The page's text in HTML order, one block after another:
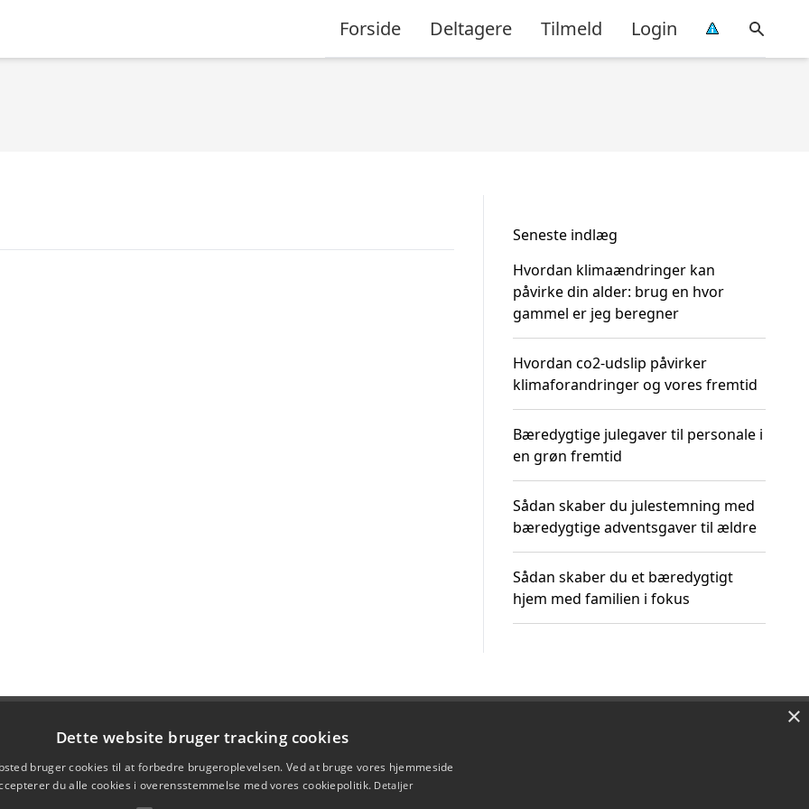
Forside Deltagere Tilmeld Login
Seneste indlæg
Hvordan klimaændringer kan
påvirke din alder: brug en hvor
gammel er jeg beregner
Hvordan co2-udslip påvirker
klimaforandringer og vores fremtid
Bæredygtige julegaver til personale i
en grøn fremtid
Sådan skaber du julestemning med
bæredygtige adventsgaver til ældre
Sådan skaber du et bæredygtigt
hjem med familien i fokus
×
Dette website bruger tracking cookies
bruger cookies til at forbedre brugeroplevelsen. Ved at bruge vores hjemmeside
du alle cookies i overensstemmelse med vores cookiepolitik. Detaljer